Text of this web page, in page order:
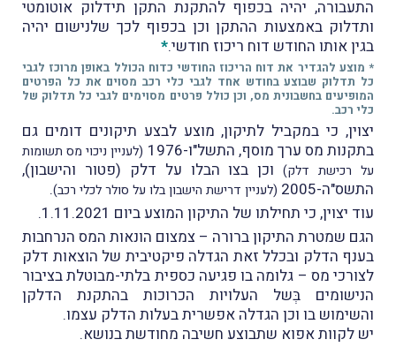
התעבורה,יהיה בכפוף להתקנת התקן תידלוק אוטומטי
ותדלוק באמצעות ההתקן וכן בכפוף לכך שלנישום יהיה
בגין אותו החודש דוח ריכוז חודשי.*
* מוצע להגדיר את דוח הריכוז החודשי כדוח הכולל באופן מרוכז לגבי
כל תדלוק שבוצע בחודש אחד לגבי כלי רכב מסוים את כל הפרטים
המופיעים בחשבונית מס, וכן כולל פרטים מסוימים לגבי כל תדלוק של
כלי רכב.
יצוין, כי במקביל לתיקון, מוצע לבצע תיקונים דומים גם
בתקנות מס ערך מוסף, התשל"ו-1976
(לעניין ניכוי מס תשומות
על רכישת דלק)וכן בצו הבלו על דלק (פטור והישבון),
התשס"ה-2005
(לעניין דרישת הישבון בלו על סולר לכלי רכב).
עוד יצוין, כי תחילתו של התיקון המוצע ביום 1.11.2021.
הגם שמטרת התיקון ברורה – צמצום הונאות המס הנרחבות
בענף הדלק ובכלל זאת הגדלה פיקטיבית של הוצאות דלק
לצורכי מס – גלומה בו פגיעה כספית בלתי-מבוטלת בציבור
הנישומים בְּשל העלויות הכרוכות בהתקנת הדלקן
והשימוש בו וכן הגדלה אפשרית בעלות הדלק עצמו.
יש לקוות אפוא שתבוצע חשיבה מחודשת בנושא.